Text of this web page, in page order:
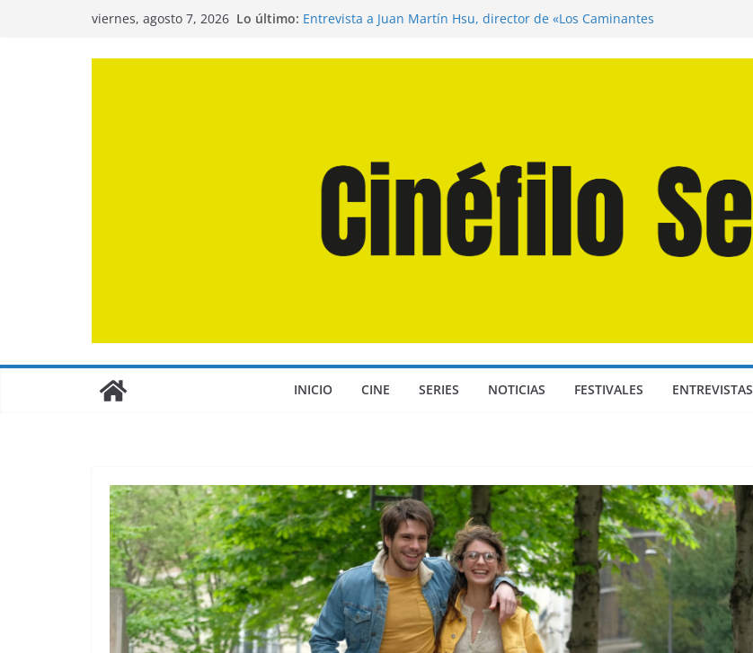
viernes, agosto 7, 2026 Lo último: Entrevista a Juan Martín Hsu, director de «Los Caminantes
INICIO CINE SERIES NOTICIAS FESTIVALES ENTREVISTAS